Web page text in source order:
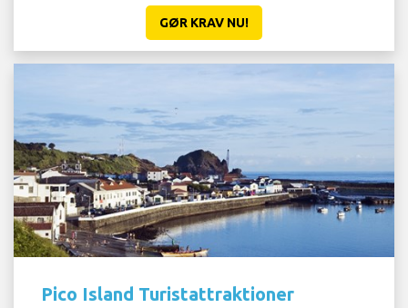
GØR KRAV NU!
Pico Island Turistattraktioner